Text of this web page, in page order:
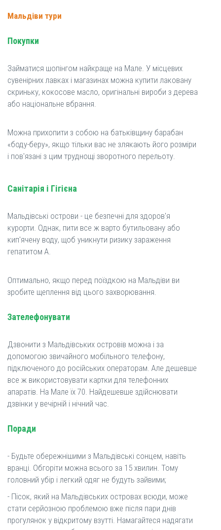
Мальдіви тури
Покупки
Займатися шопінгом найкраще на Мале. У місцевих
сувенірних лавках і магазинах можна купити лаковану
скриньку, кокосове масло, оригінальні вироби з дерева
або національне вбрання.
Можна прихопити з собою на батьківщину барабан
«боду-беру», якщо тільки вас не злякають його розміри
і пов'язані з цим труднощі зворотного перельоту.
Санітарія і Гігієна
Мальдівські острови - це безпечні для здоров'я
курорти. Однак, пити все ж варто бутильовану або
кип'ячену воду, щоб уникнути ризику зараження
гепатитом А.
Оптимально, якщо перед поїздкою на Мальдіви ви
зробите щеплення від цього захворювання.
Зателефонувати
Дзвонити з Мальдівських островів можна і за
допомогою звичайного мобільного телефону,
підключеного до російських операторам. Але дешевше
все ж використовувати картки для телефонних
апаратів. На Мале їх 70. Найдешевше здійснювати
дзвінки у вечірній і нічний час.
Поради
- Будьте обережнішими з Мальдівські сонцем, навіть
вранці. Обгоріти можна всього за 15 хвилин. Тому
головний убір і легкий одяг не будуть зайвими;
- Пісок, який на Мальдівських островах всюди, може
стати серйозною проблемою вже після пари днів
прогулянок у відкритому взутті. Намагайтеся надягати